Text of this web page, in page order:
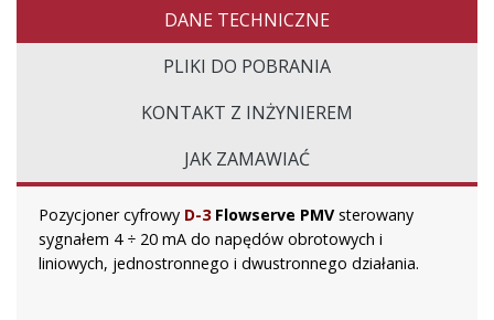
DANE TECHNICZNE
PLIKI DO POBRANIA
KONTAKT Z INŻYNIEREM
JAK ZAMAWIAĆ
Pozycjoner cyfrowy D-3 Flowserve PMVsterowany
sygnałem 4 ÷ 20 mA do napędów obrotowych i
liniowych, jednostronnego i dwustronnego działania.